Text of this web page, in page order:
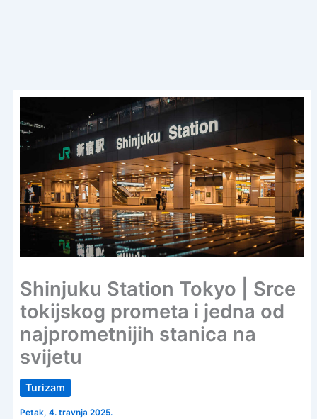
Shinjuku Station Tokyo | Srce
tokijskog prometa i jedna od
najprometnijih stanica na
svijetu
Turizam
Petak, 4. travnja 2025.